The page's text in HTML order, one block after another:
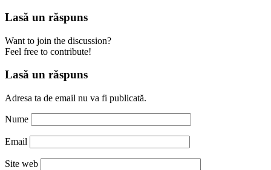
Lasă un răspuns
Want to join the discussion?
Feel free to contribute!
Lasă un răspuns
Adresa ta de email nu va fi publicată.
Nume
Email
Site web